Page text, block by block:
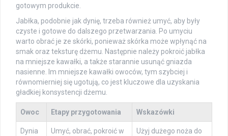
gotowym produkcie.
Jabłka, podobnie jak dynię, trzeba również umyć, aby były
czyste i gotowe do dalszego przetwarzania. Po umyciu
warto obrać je ze skórki, ponieważ skórka może wpłynąć na
smak oraz teksturę dżemu. Następnie należy pokroić jabłka
na mniejsze kawałki, a także starannie usunąć gniazda
nasienne. Im mniejsze kawałki owoców, tym szybciej i
równomierniej się ugotują, co jest kluczowe dla uzyskania
gładkiej konsystencji dżemu.
Owoc Etapy przygotowania Wskazówki
Dynia
Umyć, obrać, pokroić w
Użyj dużego noża do